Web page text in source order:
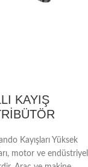
KAYIŞ
Kayışları Yüksek
motor ve endüstriyel